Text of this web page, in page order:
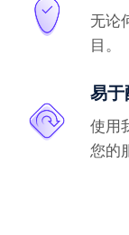
无论
目。
易于
使用
您的